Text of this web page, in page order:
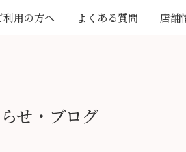
用の方へ よくある質問 店舗
せ・ブログ